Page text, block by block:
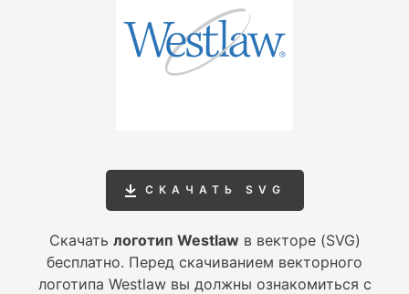
СКАЧАТЬ SVG
Скачать логотип Westlaw в векторе (SVG)
бесплатно. Перед скачиванием векторного
логотипа Westlaw вы должны ознакомиться с